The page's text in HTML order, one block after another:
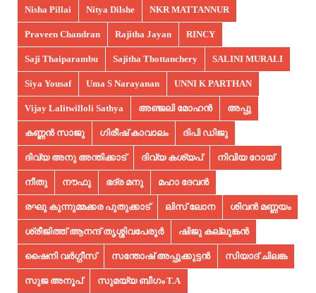
Nisha Pillai Nitya Dilshe NKR MATTANNUR
Praveen Chandran Rajitha Jayan RINCY
Saji Thaiparambu Sajitha Thottanchery SALINI MURALI
Siya Yousaf Uma S Narayanan UNNI K PARTHAN
Vijay Lalitwilloli Sathya അഞ്ജലി മോഹൻ അപ്പു
കണ്ണൻ സാജു ഗിരീഷ് കാവാലം ദിപി ഡിജു
ദിവ്യ അനു അന്തിക്കാട് ദിവ്യ കശ്യപ് നിവിയ റോയ്
നീതു നൗഫു ഭദ്ര മനു മഹാ ദേവൻ
രഘു കുന്നുമ്മക്കര പുതുക്കാട് ലിസ് ലോന ശിവൻ മണ്ണയം
ശ്രീജിത്ത് ആനന്ദ് തൃശ്ശിവപേരൂർ ഷിജു കല്ലുങ്കൻ
ഷൈനി വർഗ്ഗീസ് സന്തോഷ് അപ്പുക്കുട്ടൻ സിയാദ് ചിലങ്ക
സുജ അനൂപ്‌ സുമയ്യ ബീഗം T.A